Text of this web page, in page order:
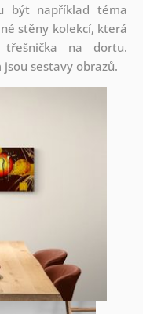
být například téma
stěny kolekcí, která
na dortu.
sestavy obrazů.